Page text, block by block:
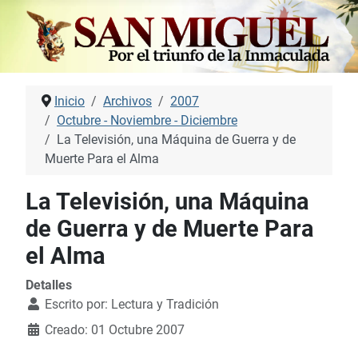
Inicio Archivos
2007
Octubre - Noviembre - Diciembre
La Televisión, una Máquina de Guerra y de
Muerte Para el Alma
La Televisión, una Máquina
de Guerra y de Muerte Para
el Alma
Detalles
Escrito por: Lectura y Tradición
Creado: 01 Octubre 2007